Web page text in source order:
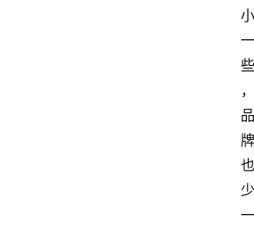
小
一
些
，
品
牌
也
少
一